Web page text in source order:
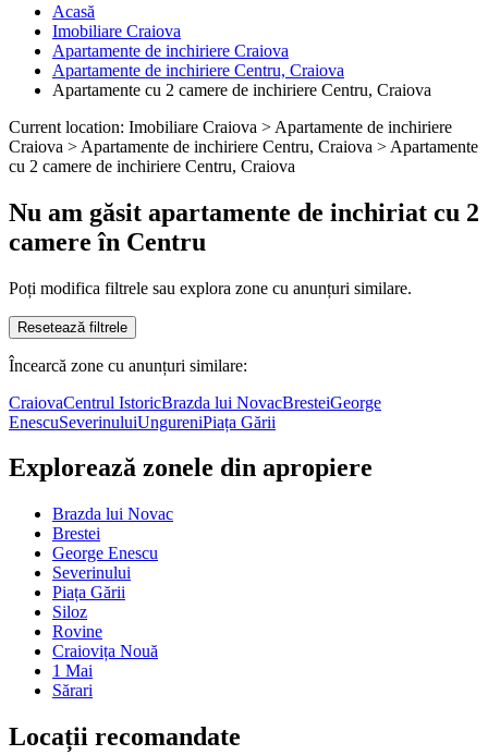
Acasă
Imobiliare Craiova
Apartamente de inchiriere Craiova
Apartamente de inchiriere Centru, Craiova
Apartamente cu 2 camere de inchiriere Centru, Craiova
Current location: Imobiliare Craiova > Apartamente de inchiriere
Craiova > Apartamente de inchiriere Centru, Craiova > Apartamente
cu 2 camere de inchiriere Centru, Craiova
Nu am găsit apartamente de inchiriat cu 2
camere în Centru
Poți modifica filtrele sau explora zone cu anunțuri similare.
Resetează filtrele
Încearcă zone cu anunțuri similare:
CraiovaCentrul IstoricBrazda lui NovacBresteiGeorge
EnescuSeverinuluiUngureniPiața Gării
Explorează zonele din apropiere
Brazda lui Novac
Brestei
George Enescu
Severinului
Piața Gării
Siloz
Rovine
Craiovița Nouă
1 Mai
Sărari
Locații recomandate